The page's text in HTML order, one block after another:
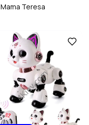
Mama Teresa